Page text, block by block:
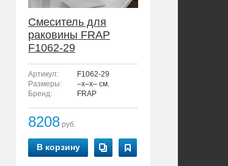
Смеситель для
раковины FRAP
F1062-29
Артикул:
F1062-29
Размеры:
–x–x– см.
Бренд:
FRAP
8208 руб.
В корзину